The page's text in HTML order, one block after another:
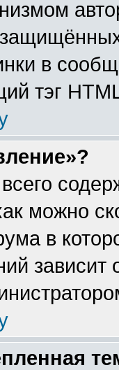
в
тэг
можно
в
зависит